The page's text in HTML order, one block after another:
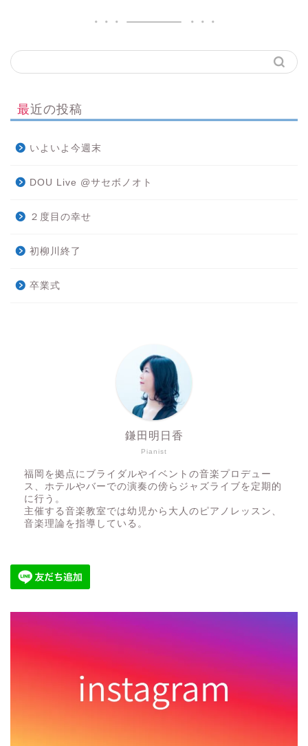
最近の投稿
いよいよ今週末
DOU Live @サセボノオト
２度目の幸せ
初柳川終了
卒業式
Pianist
鎌田明日香
福岡を拠点にブライダルやイベントの音楽プロデュー
ス、ホテルやバーでの演奏の傍らジャズライブを定期的
に行う。
主催する音楽教室では幼児から大人のピアノレッスン、
音楽理論を指導している。